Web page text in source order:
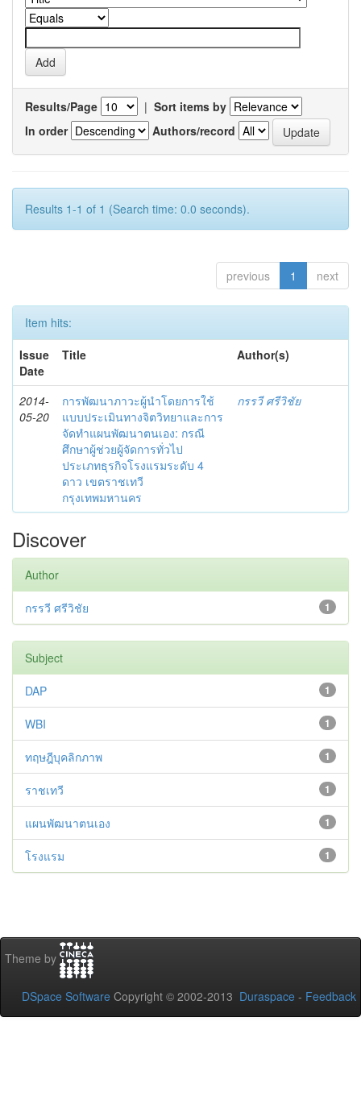
Results/Page | Sort items by
In order
Authors/record
Results 1-1 of 1 (Search time: 0.0 seconds).
previous 1 next
Item hits:
Issue
Date
Title Author(s)
2014-
05-20
การพัฒนาภาวะผู้นำโดยการใช้
แบบประเมินทางจิตวิทยาและการ
จัดทำแผนพัฒนาตนเอง: กรณี
ศึกษาผู้ช่วยผู้จัดการทั่วไป
ประเภทธุรกิจโรงแรมระดับ 4
ดาว เขตราชเทวี
กรุงเทพมหานคร
กรรวี ศรีวิชัย
Discover
Author
1
กรรวี ศรีวิชัย
Subject
1
DAP
1
WBI
1
ทฤษฎีบุคลิกภาพ
1
ราชเทวี
1
แผนพัฒนาตนเอง
1
โรงแรม
Theme by
DSpace Software Copyright © 2002-2013 Duraspace - Feedback